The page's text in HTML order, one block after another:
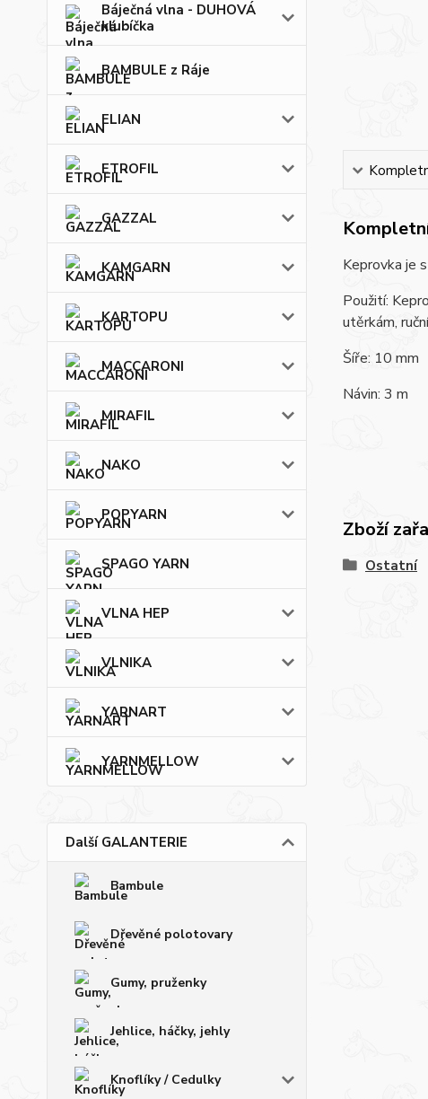
Báječná vlna - DUHOVÁ
klubíčka
BAMBULE z Ráje
ELIAN
ETROFIL
GAZZAL
KAMGARN
KARTOPU
MACCARONI
MIRAFIL
NAKO
POPYARN
SPAGO YARN
VLNA HEP
VLNIKA
YARNART
YARNMELLOW
Další GALANTERIE
Bambule
Dřevěné polotovary
Gumy, pruženky
Jehlice, háčky, jehly
Knoflíky / Cedulky
Keprovka je
Použití:
utěrkám,
Šíře: 10 mm
Návin: 3 m
Zboží
Ostatní